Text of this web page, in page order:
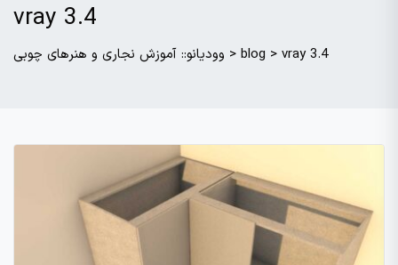
vray 3.4
وودیانو:: آموزش نجاری و هنرهای چوبی > blog > vray 3.4